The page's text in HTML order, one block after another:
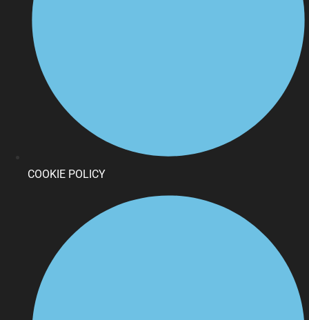
COOKIE POLICY